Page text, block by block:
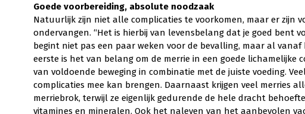
Goede voorbereiding, absolute noodzaak
Natuurlijk zijn niet alle complicaties te voorkomen, maar er zijn
ondervangen. “Het is hierbij van levensbelang dat je goed bent
begint niet pas een paar weken voor de bevalling, maar al
eerste is het van belang om de merrie in een goede lichamelijke
van voldoende beweging in combinatie met de juiste voeding.
complicaties mee kan brengen. Daarnaast krijgen veel merries
merriebrok, terwijl ze eigenlijk gedurende de hele dracht
vitamines en mineralen. Ook het naleven van het aanbevolen